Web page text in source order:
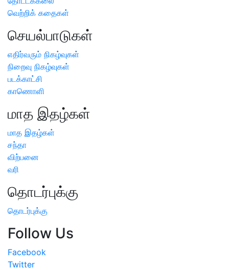
வெற்றிக் கதைகள்
செயல்பாடுகள்
எதிர்வரும் நிகழ்வுகள்
நிறைவு நிகழ்வுகள்
படக்காட்சி
காணொளி
மாத இதழ்கள்
மாத இதழ்கள்
சந்தா
விற்பனை
வரி
தொடர்புக்கு
தொடர்புக்கு
Follow Us
Facebook
Twitter